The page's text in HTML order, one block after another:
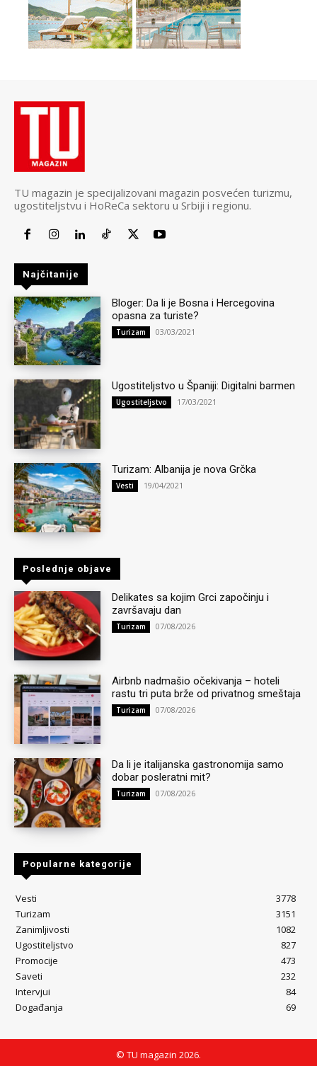
TU magazin je specijalizovani magazin posvećen turizmu,
ugostiteljstvu i HoReCa sektoru u Srbiji i regionu.
Najčitanije
Bloger: Da li je Bosna i Hercegovina
opasna za turiste?
Turizam 03/03/2021
Ugostiteljstvo u Španiji: Digitalni barmen
Ugostiteljstvo 17/03/2021
Turizam: Albanija je nova Grčka
Vesti 19/04/2021
Poslednje objave
Delikates sa kojim Grci započinju i
završavaju dan
Turizam 07/08/2026
Airbnb nadmašio očekivanja – hoteli
rastu tri puta brže od privatnog smeštaja
Turizam 07/08/2026
Da li je italijanska gastronomija samo
dobar posleratni mit?
Turizam 07/08/2026
Popularne kategorije
Vesti
3778
Turizam
3151
Zanimljivosti
1082
Ugostiteljstvo
827
Promocije
473
Saveti
232
Intervjui
84
Događanja
69
© TU magazin 2026.